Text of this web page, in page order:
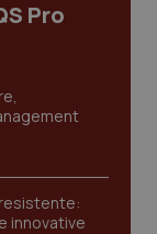
Pro
innovative